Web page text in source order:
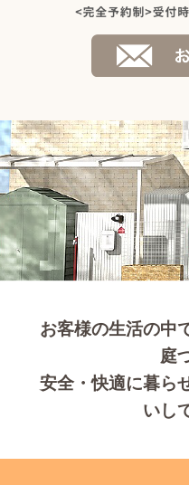
お客様の生活の中
庭
安全・快適に暮ら
いし